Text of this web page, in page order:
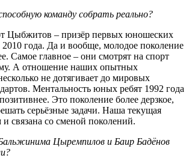
команду собрать реально?
Цыбжитов – призёр первых юношеских
года. Да и вообще, молодое поколение
Самое главное – они смотрят на спорт
А отношение наших опытных
не дотягивает до мировых
Ментальность юных ребят 1992 года
Это поколение более дерзкое,
серьёзные задачи. Наша текущая
связана со сменой поколений.
Цыремпилов и Баир Бадёнов